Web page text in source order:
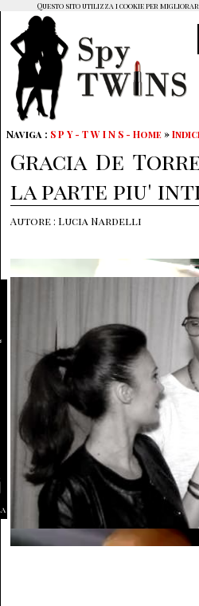
Naviga : S P Y - T W I N S - Home »
Gracia De
la parte piu'
Autore : Lucia Nardelli
Questo sito utilizza i cookie per